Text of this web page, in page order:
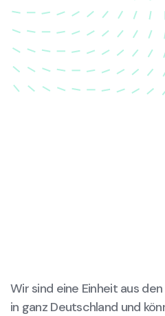
dass Ihre
wieder in ihren
wird.
Wir sind eine Einheit aus
in ganz Deutschland und